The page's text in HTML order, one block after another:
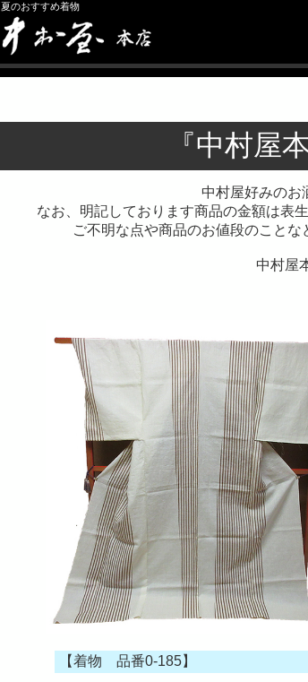
夏のおすすめ着物
『中村屋
中村屋好みのお
なお、明記しております商品の金額は表
ご不明な点や商品のお値段のことな
中村屋
【着物 品番0-185】